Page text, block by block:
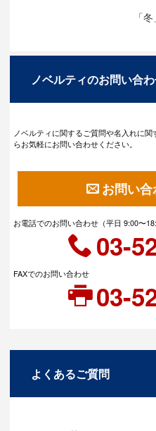
「
ノベルティのお問い合
ノベルティに関するご質問や名入れに
らお気軽にお問い合わせください。
お問い
お電話でのお問い合わせ（平日 9:00〜
03-
FAXでのお問い合わせ
03-
よくあるご質問